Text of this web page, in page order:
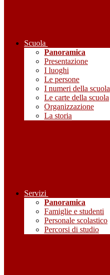
Scuola
Panoramica
Presentazione
I luoghi
Le persone
I numeri della scuola
Le carte della scuola
Organizzazione
La storia
Servizi
Panoramica
Famiglie e studenti
Personale scolastico
Percorsi di studio